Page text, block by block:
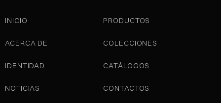
INICIO
ACERCA DE
IDENTIDAD
NOTICIAS
PRODUCTOS
COLECCIONES
CATÁLOGOS
CONTACTOS